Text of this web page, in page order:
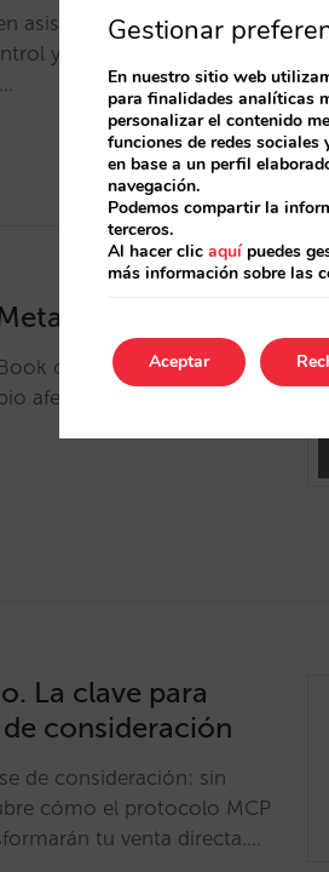
asistentes de IA. Conoce
y cómo cambia su peso
on Metasearch" han
afecta a tu estrategia de
La clave para
consideración
de consideración: sin
cómo el protocolo MCP
tu venta directa.…
Gestionar
En nuestro sitio web
para finalidades analíticas
personalizar el contenido
funciones de redes
en base a un perfil
navegación.
Podemos compartir la
terceros.
Al hacer clic aquípuedes
más información sobre las
Aceptar